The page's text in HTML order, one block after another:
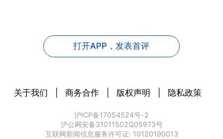
打开APP，发表首评
关于我们 商务合作 版权声明 隐私政策
沪ICP备17054524号-2
沪公网安备31011502Q05973号
互联网新闻信息服务许可证: 10120190013